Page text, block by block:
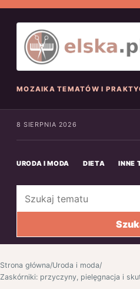
MOZAIKA TEMATÓW I
8 SIERPNIA 2026
URODA I MODA DIETA INNE
Szukaj
Strona główna/Uroda i moda/
Zaskórniki: przyczyny, pielęgnacja i